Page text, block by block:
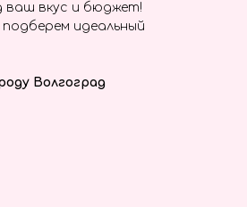
ваш вкус и бюджет!
идеальный
Волгоград